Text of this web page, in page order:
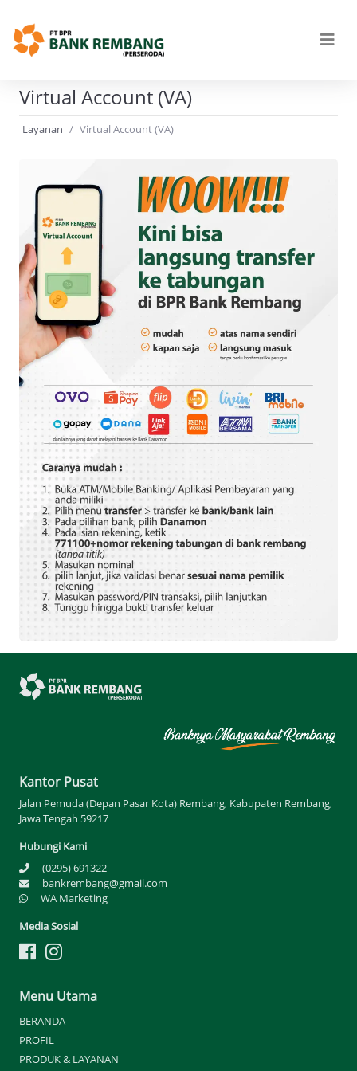
Virtual Account (VA)
Layanan Virtual Account (VA)
Kantor Pusat
Jalan Pemuda (Depan Pasar Kota) Rembang, Kabupaten Rembang,
Jawa Tengah 59217
Hubungi Kami
(0295) 691322
bankrembang@gmail.com
WA Marketing
Media Sosial
Menu Utama
BERANDA
PROFIL
PRODUK & LAYANAN